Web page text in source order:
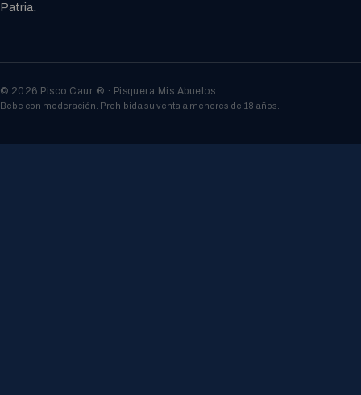
Patria.
© 2026 Pisco Caur ® · Pisquera Mis Abuelos
Bebe con moderación. Prohibida su venta a menores de 18 años.